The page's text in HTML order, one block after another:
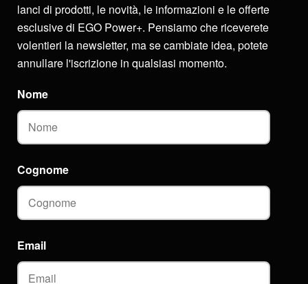
lanci di prodotti, le novità, le informazioni e le offerte
esclusive di EGO Power+. Pensiamo che riceverete
volentieri la newsletter, ma se cambiate idea, potete
annullare l'iscrizione in qualsiasi momento.
Email
Nome
Cognome